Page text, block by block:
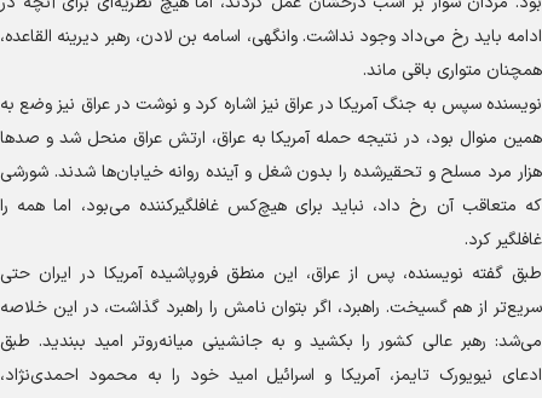
ادامه باید رخ می‌داد وجود نداشت. وانگهی، اسامه بن لادن، رهبر دیرینه القاعده،
همچنان متواری باقی ماند.
نویسنده سپس به جنگ آمریکا در عراق نیز اشاره کرد و نوشت در عراق نیز وضع به
همین منوال بود، در نتیجه حمله آمریکا به عراق، ارتش عراق منحل شد و صد‌ها
هزار مرد مسلح و تحقیرشده را بدون شغل و آینده روانه خیابان‌ها شدند. شورشی
که متعاقب آن رخ داد، نباید برای هیچ‌کس غافلگیرکننده می‌بود، اما همه را
غافلگیر کرد.
طبق گفته نویسنده، پس از عراق، این منطق فروپاشیده آمریکا در ایران حتی
سریع‌تر از هم گسیخت. راهبرد، اگر بتوان نامش را راهبرد گذاشت، در این خلاصه
می‌شد: رهبر عالی کشور را بکشید و به جانشینی میانه‌روتر امید ببندید. طبق
ادعای نیویورک تایمز، آمریکا و اسرائیل امید خود را به محمود احمدی‌نژاد،